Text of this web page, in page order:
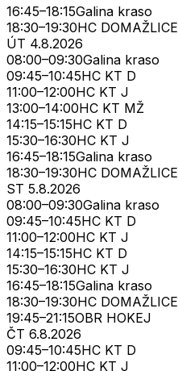
16:45–18:15Galina kraso
18:30–19:30HC DOMAŽLICE
ÚT 4.8.2026
08:00–09:30Galina kraso
09:45–10:45HC KT D
11:00–12:00HC KT J
13:00–14:00HC KT MŽ
14:15–15:15HC KT D
15:30–16:30HC KT J
16:45–18:15Galina kraso
18:30–19:30HC DOMAŽLICE
ST 5.8.2026
08:00–09:30Galina kraso
09:45–10:45HC KT D
11:00–12:00HC KT J
14:15–15:15HC KT D
15:30–16:30HC KT J
16:45–18:15Galina kraso
18:30–19:30HC DOMAŽLICE
19:45–21:15OBR HOKEJ
ČT 6.8.2026
09:45–10:45HC KT D
11:00–12:00HC KT J